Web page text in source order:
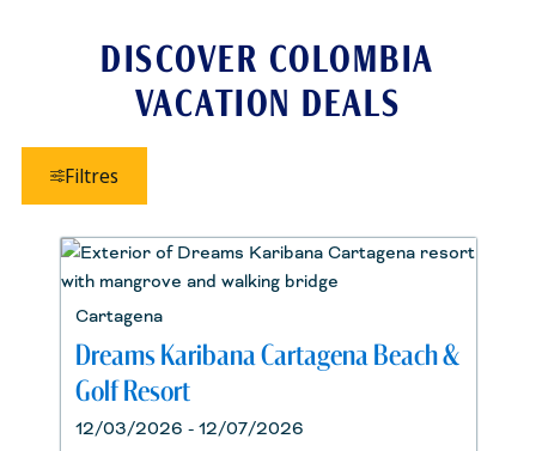
DISCOVER COLOMBIA
VACATION DEALS
Filtres
Cartagena
Dreams Karibana Cartagena Beach &
Golf Resort
12/03/2026 - 12/07/2026